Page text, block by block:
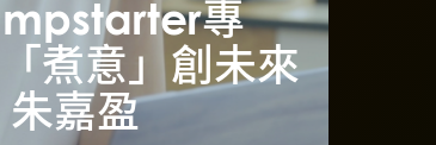
專
煮意」創未來
嘉盈